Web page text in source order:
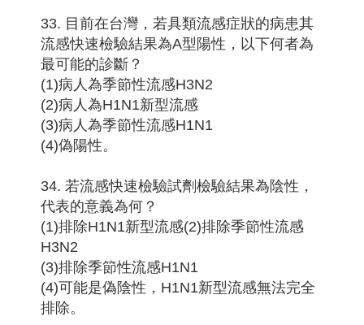
33. 目前在台灣，若具類流感症狀的病患其
流感快速檢驗結果為A型陽性，以下何者為
最可能的診斷？
(1)病人為季節性流感H3N2
(2)病人為H1N1新型流感
(3)病人為季節性流感H1N1
(4)偽陽性。
34. 若流感快速檢驗試劑檢驗結果為陰性，
代表的意義為何？
(1)排除H1N1新型流感(2)排除季節性流感
H3N2
(3)排除季節性流感H1N1
(4)可能是偽陰性，H1N1新型流感無法完全
排除。